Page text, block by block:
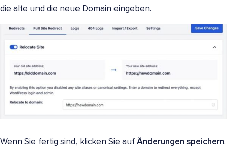
die alte und die neue Domain eingeben.
Wenn Sie fertig sind, klicken Sie auf Änderungen speichern.